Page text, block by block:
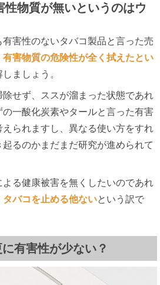
性物質が無いというのはウ
害性のないタバコ製品と言った売
有害物質の危険性が全く拭えたとい
ましょう。
せず、ススが溜まった状態であれ
一酸化炭素やタールと言った有害
られますし、異なる使い方をすれ
るのかまだまだ研究が進められて
る健康被害を無くしたいのであれ
バコを止める他ないという訳で
有害性が少ない？